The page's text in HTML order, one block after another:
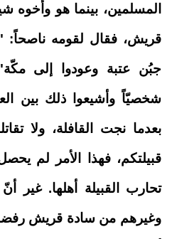
المسلمين، بينما هو وأخوه
قريش، فقال لقومه ناصحاً:
جبُن عتبة وعودوا إلى مكّة
شخصيّاً وأشيعوا ذلك بين
بعدما نجت القافلة، ولا
قبيلتكم، فهذا الأمر لم
تحارب القبيلة أهلها. غير
وغيرهم من سادة قريش